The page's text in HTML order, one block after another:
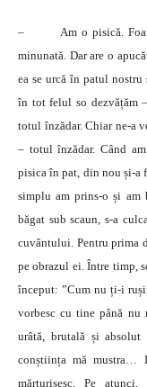
– Am o pisică. Foarte
minunată. Dar are o
ea se urcă în patul
în tot felul so dezvățăm
totul înzădar. Chiar ne-a
– totul înzădar. Când
pisica în pat, din nou și-a
simplu am prins-o și am
băgat sub scaun, s-a
cuvântului. Pentru prima
pe obrazul ei. Între timp,
început: ”Cum nu ți-i
vorbesc cu tine până nu
urâtă, brutală și
conștiința mă mustra…
mărturisesc. Pe